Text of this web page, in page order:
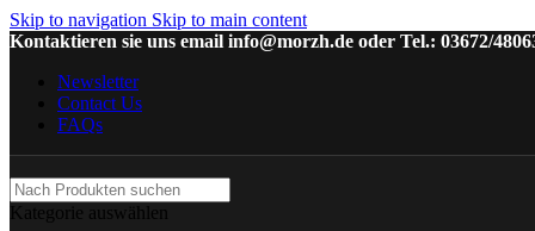
Skip to navigation Skip to main content
Kontaktieren sie uns email info@morzh.de oder Tel.: 03672/
Newsletter
Contact Us
FAQs
Kategorie auswählen